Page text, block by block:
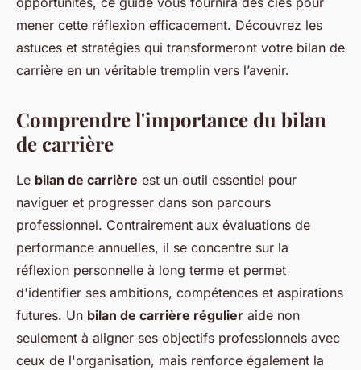
mener cette réflexion efficacement. Découvrez les
astuces et stratégies qui transformeront votre bilan de
carrière en un véritable tremplin vers l’avenir.
Comprendre l'importance du bilan
de carrière
Le bilan de carrière est un outil essentiel pour
naviguer et progresser dans son parcours
professionnel. Contrairement aux évaluations de
performance annuelles, il se concentre sur la
réflexion personnelle à long terme et permet
d'identifier ses ambitions, compétences et aspirations
futures. Un bilan de carrière régulier aide non
seulement à aligner ses objectifs professionnels avec
ceux de l'organisation, mais renforce également la